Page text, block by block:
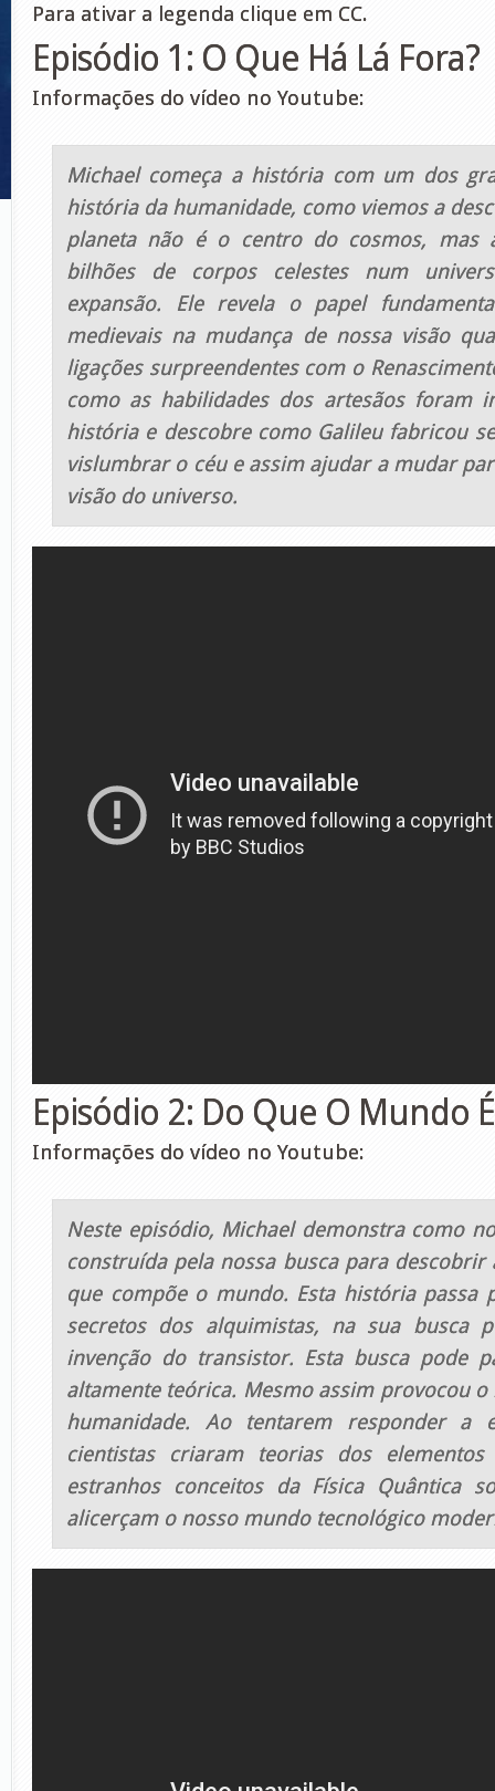
Para ativar a legenda clique em CC.
Episódio 1: O Que Há Lá Fora?
Informações do vídeo no Youtube:
Michael começa a história com um dos
história da humanidade, como viemos a
planeta não é o centro do cosmos, mas
bilhões de corpos celestes num
expansão. Ele revela o papel
medievais na mudança de nossa visão
ligações surpreendentes com o
como as habilidades dos artesãos foram
história e descobre como Galileu fabricou
vislumbrar o céu e assim ajudar a mudar
visão do universo.
Episódio 2: Do Que O Mundo
Informações do vídeo no Youtube:
Neste episódio, Michael demonstra como
construída pela nossa busca para descobrir
que compõe o mundo. Esta história passa
secretos dos alquimistas, na sua busca
invenção do transistor. Esta busca pode
altamente teórica. Mesmo assim provocou
humanidade. Ao tentarem responder a
cientistas criaram teorias dos
estranhos conceitos da Física Quântica
alicerçam o nosso mundo tecnológico